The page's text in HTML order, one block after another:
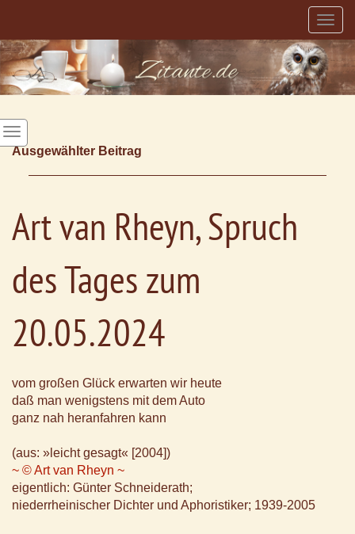
Ausgewählter Beitrag
Art van Rheyn, Spruch
des Tages zum
20.05.2024
vom großen Glück erwarten wir heute
daß man wenigstens mit dem Auto
ganz nah heranfahren kann
(aus: »leicht gesagt« [2004])
~ © Art van Rheyn ~
eigentlich: Günter Schneiderath;
niederrheinischer Dichter und Aphoristiker; 1939-2005